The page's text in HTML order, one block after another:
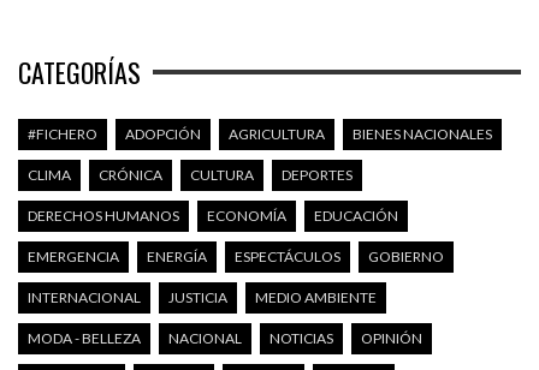
CATEGORÍAS
#FICHERO ADOPCIÓN AGRICULTURA BIENES NACIONALES
CLIMA CRÓNICA CULTURA DEPORTES
DERECHOS HUMANOS ECONOMÍA EDUCACIÓN
EMERGENCIA ENERGÍA ESPECTÁCULOS GOBIERNO
INTERNACIONAL JUSTICIA MEDIO AMBIENTE
MODA - BELLEZA NACIONAL NOTICIAS OPINIÓN